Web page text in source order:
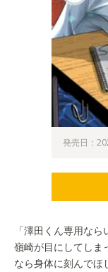
発売日：
「澤田くん専用なら
嶺崎が目にしてしま
なら身体に刻んでほ